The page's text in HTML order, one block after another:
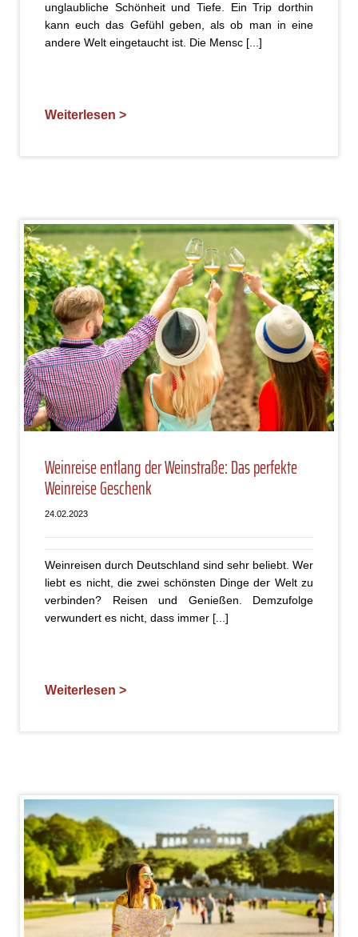
unglaubliche Schönheit und Tiefe. Ein Trip dorthin
kann euch das Gefühl geben, als ob man in eine
andere Welt eingetaucht ist. Die Mensc [...]
Weiterlesen >
Weinreise entlang der Weinstraße: Das perfekte
Weinreise Geschenk
24.02.2023
Weinreisen durch Deutschland sind sehr beliebt. Wer
liebt es nicht, die zwei schönsten Dinge der Welt zu
verbinden? Reisen und Genießen. Demzufolge
verwundert es nicht, dass immer [...]
Weiterlesen >